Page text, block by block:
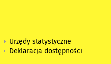
Urzędy statystyczne
Deklaracja dostępności